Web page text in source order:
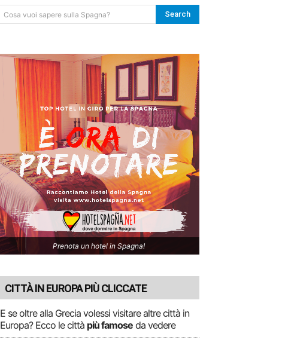
Cosa vuoi sapere sulla Spagna? Search
Prenota un hotel in Spagna!
CITTÀ IN EUROPA PIÙ CLICCATE
E se oltre alla Grecia volessi visitare altre città in
Europa? Ecco le città più famose da vedere